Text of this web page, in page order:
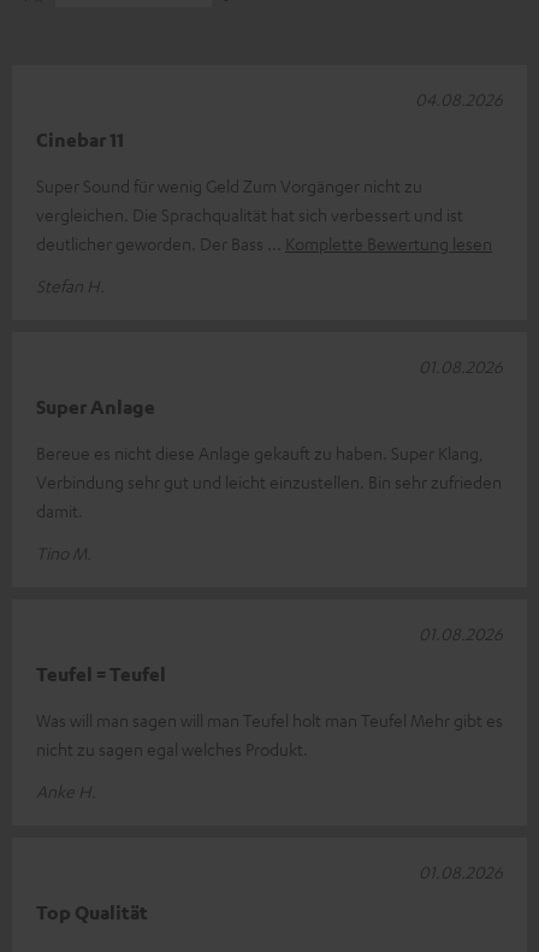
Cinebar 11
Super Sound für wenig Geld Zum Vorgänger nicht zu
vergleichen. Die Sprachqualität hat sich verbessert und ist
deutlicher geworden. Der Bass
Komplette Bewertung lesen
Stefan H.
04.08.2026
Super Anlage
Bereue es nicht diese Anlage gekauft zu haben. Super Klang,
Verbindung sehr gut und leicht einzustellen. Bin sehr zufrieden
damit.
Tino M.
01.08.2026
Teufel = Teufel
Was will man sagen will man Teufel holt man Teufel Mehr gibt es
nicht zu sagen egal welches Produkt.
Anke H.
01.08.2026
Top Qualität
01.08.2026